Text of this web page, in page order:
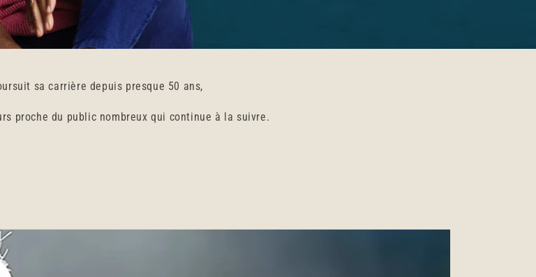
sa carrière depuis presque 50 ans,
proche du public nombreux qui continue à la suivre.